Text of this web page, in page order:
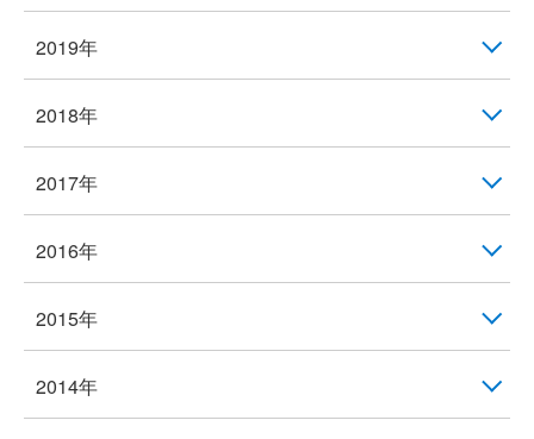
2019年
2018年
2017年
2016年
2015年
2014年